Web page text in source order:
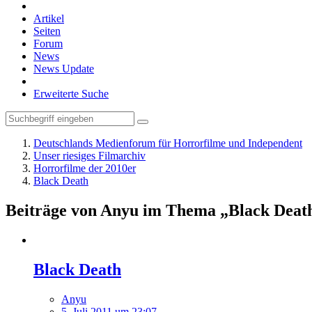
Artikel
Seiten
Forum
News
News Update
Erweiterte Suche
Deutschlands Medienforum für Horrorfilme und Independent
Unser riesiges Filmarchiv
Horrorfilme der 2010er
Black Death
Beiträge von Anyu im Thema „Black
Black Death
Anyu